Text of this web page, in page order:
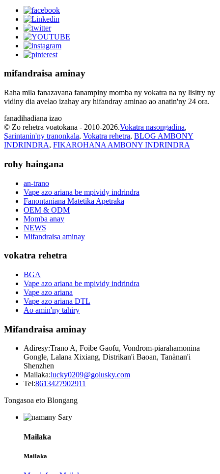
mifandraisa aminay
Raha mila fanazavana fanampiny momba ny vokatra na ny lisitry ny
vidiny dia avelao izahay ary hifandray aminao ao anatin'ny 24 ora.
fanadihadiana izao
© Zo rehetra voatokana - 2010-2026.Vokatra nasongadina,
Sarintanin'ny tranonkala, Vokatra rehetra, BLOG AMBONY
INDRINDRA, FIKAROHANA AMBONY INDRINDRA
rohy haingana
an-trano
Vape azo ariana be mpividy indrindra
Fanontaniana Matetika Apetraka
OEM & ODM
Momba anay
NEWS
Mifandraisa aminay
vokatra rehetra
BGA
Vape azo ariana be mpividy indrindra
Vape azo ariana
Vape azo ariana DTL
Ao amin'ny tahiry
Mifandraisa aminay
Adiresy:Trano A, Foibe Gaofu, Vondrom-piarahamonina
Gongle, Lalana Xixiang, Distrikan'i Baoan, Tanànan'i
Shenzhen
Mailaka:lucky0209@golusky.com
Tel:8613427902911
Tongasoa eto Blongang
Mailaka
Mailaka